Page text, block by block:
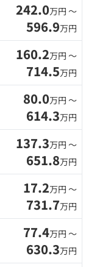
242.0万円 〜
596.9万円
160.2万円 〜
714.5万円
80.0万円 〜
614.3万円
137.3万円 〜
651.8万円
17.2万円 〜
731.7万円
77.4万円 〜
630.3万円